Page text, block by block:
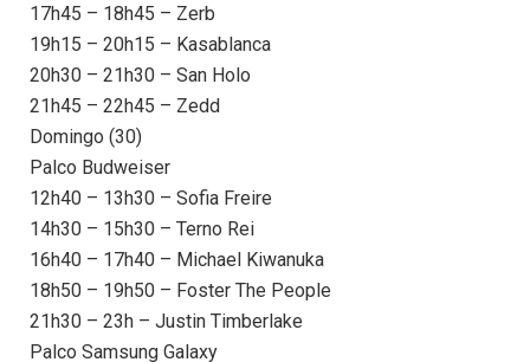
17h45 – 18h45 – Zerb
19h15 – 20h15 – Kasablanca
20h30 – 21h30 – San Holo
21h45 – 22h45 – Zedd
Domingo (30)
Palco Budweiser
12h40 – 13h30 – Sofia Freire
14h30 – 15h30 – Terno Rei
16h40 – 17h40 – Michael Kiwanuka
18h50 – 19h50 – Foster The People
21h30 – 23h – Justin Timberlake
Palco Samsung Galaxy